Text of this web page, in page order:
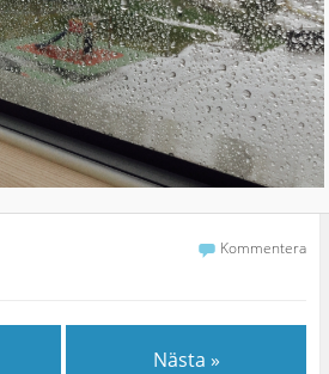
Kommentera
Nästa »